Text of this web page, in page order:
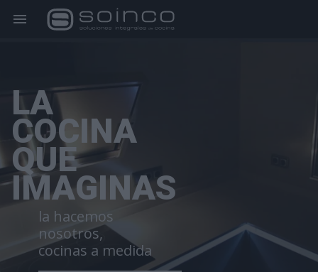
LA
COCINA
QUE
IMAGINAS
la hacemos
nosotros,
cocinas a medida